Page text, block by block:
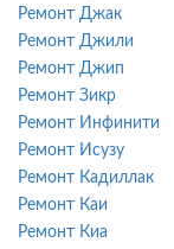
Ремонт Джак
Ремонт Джили
Ремонт Джип
Ремонт Зикр
Ремонт Инфинити
Ремонт Исузу
Ремонт Кадиллак
Ремонт Каи
Ремонт Киа